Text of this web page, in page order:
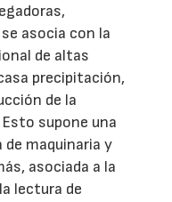
asocia con la
de altas
precipitación,
de la
supone una
de maquinaria y
asociada a la
lectura de